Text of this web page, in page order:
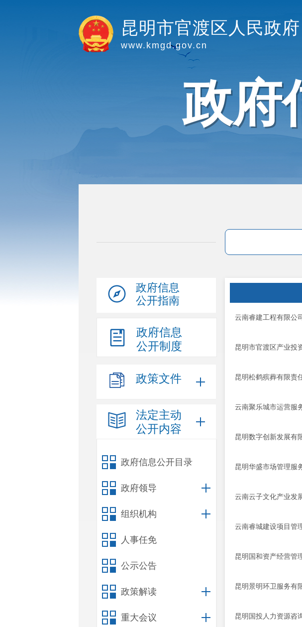
昆明市官渡区人民政府
www.kmgd.gov.cn
政府
政府信息
公开指南
政府信息
公开制度
政策文件
法定主动
公开内容
政府信息公开目录
政府领导
组织机构
人事任免
公示公告
政策解读
重大会议
云南睿建工程有限公
昆明市官渡区产业投
昆明松鹤殡葬有限责
云南聚乐城市运营服
昆明数字创新发展有
昆明华盛市场管理服
云南云子文化产业发
云南睿城建设项目管
昆明国和资产经营管
昆明景明环卫服务有
昆明国投人力资源咨